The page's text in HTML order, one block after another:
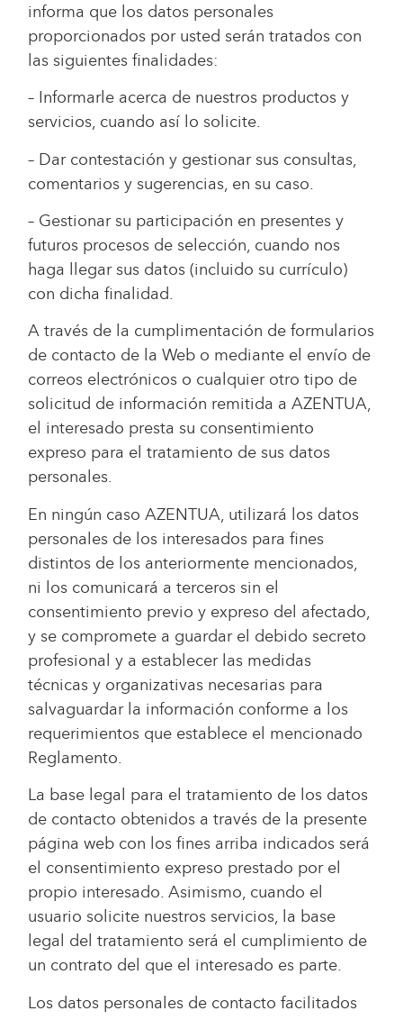
informa que los datos personales
proporcionados por usted serán tratados con
las siguientes finalidades:
– Informarle acerca de nuestros productos y
servicios, cuando así lo solicite.
– Dar contestación y gestionar sus consultas,
comentarios y sugerencias, en su caso.
– Gestionar su participación en presentes y
futuros procesos de selección, cuando nos
haga llegar sus datos (incluido su currículo)
con dicha finalidad.
A través de la cumplimentación de formularios
de contacto de la Web o mediante el envío de
correos electrónicos o cualquier otro tipo de
solicitud de información remitida a AZENTUA,
el interesado presta su consentimiento
expreso para el tratamiento de sus datos
personales.
En ningún caso AZENTUA, utilizará los datos
personales de los interesados para fines
distintos de los anteriormente mencionados,
ni los comunicará a terceros sin el
consentimiento previo y expreso del afectado,
y se compromete a guardar el debido secreto
profesional y a establecer las medidas
técnicas y organizativas necesarias para
salvaguardar la información conforme a los
requerimientos que establece el mencionado
Reglamento.
La base legal para el tratamiento de los datos
de contacto obtenidos a través de la presente
página web con los fines arriba indicados será
el consentimiento expreso prestado por el
propio interesado. Asimismo, cuando el
usuario solicite nuestros servicios, la base
legal del tratamiento será el cumplimiento de
un contrato del que el interesado es parte.
Los datos personales de contacto facilitados